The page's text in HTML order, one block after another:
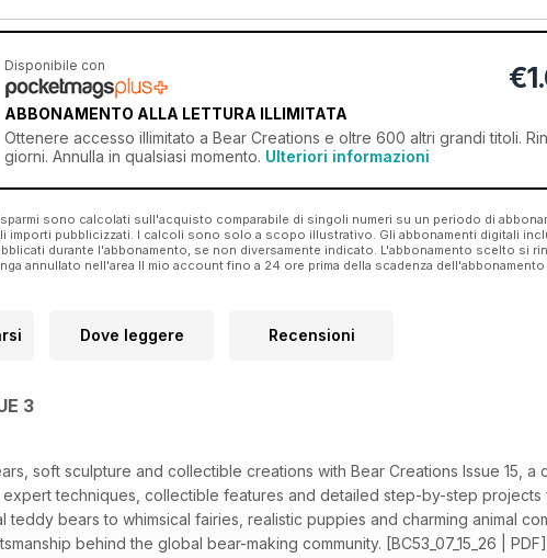
Disponibile con
ABBONAMENTO ALLA LETTURA ILLIMITATA
Ottenere accesso illimitato a Bear Creations e oltre 600 altri grandi titoli.
giorni. Annulla in qualsiasi momento. Ulteriori informazioni
sono calcolati sull'acquisto comparabile di singoli numeri su un periodo di
importi pubblicizzati. I calcoli sono solo a scopo illustrativo. Gli abbonamenti digitali
durante l'abbonamento, se non diversamente indicato. L'abbonamento scelto si
annullato nell'area Il mio account fino a 24 ore prima della scadenza
Dove leggere Recensioni
3
soft sculpture and collectible creations with Bear Creations Issue 15, a
techniques, collectible features and detailed step-by-step
bears to whimsical fairies, realistic puppies and charming animal
behind the global bear-making community. [BC53_07_15_26 | PDF]